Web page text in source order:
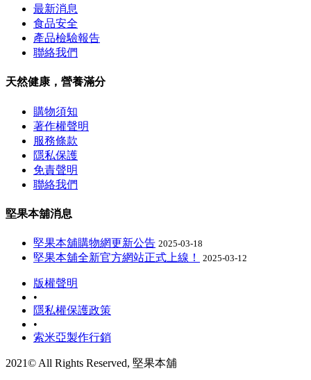
最新消息
食品安全
產品檢驗報告
聯絡我們
天然健康，營養滿分
購物須知
著作權聲明
服務條款
隱私保護
免責聲明
聯絡我們
堅果本舖消息
堅果本舖購物網更新公告 2025-03-18
堅果本舖全新官方網站正式上線！ 2025-03-12
版權聲明
•
隱私權保護政策
•
索米亞製作行銷
2021© All Rights Reserved, 堅果本舖